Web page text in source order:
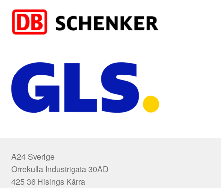
A24 Sverige
Orrekulla Industrigata 30AD
425 36 Hisings Kärra